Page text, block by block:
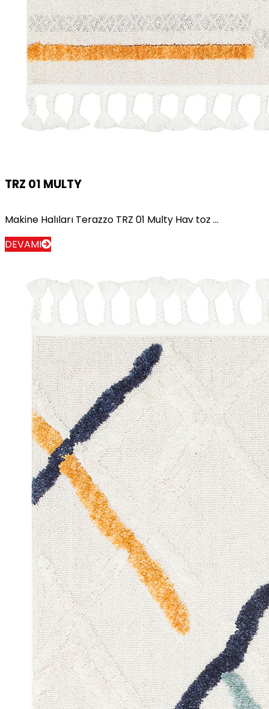
TRZ 01 MULTY
Makine Halıları Terazzo TRZ 01 Multy Hav toz ...
DEVAMI